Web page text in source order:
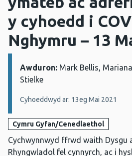
y cyhoedd i
Nghymru – 13
Manylion:
Awduron: Mark Bellis,
Stielke
Cyhoeddwyd ar: 13eg Mai 2021
Cymru Gyfan/Cenedlaethol
Cychwynnwyd ffrwd waith Dysgu
Rhyngwladol fel cynnyrch, ac i